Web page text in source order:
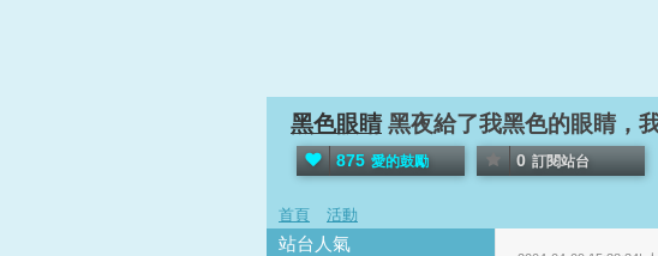
黑色眼睛 黑夜給了我黑色的眼睛，
875 愛的鼓勵 0 訂閱站台
首頁 活動
站台人氣